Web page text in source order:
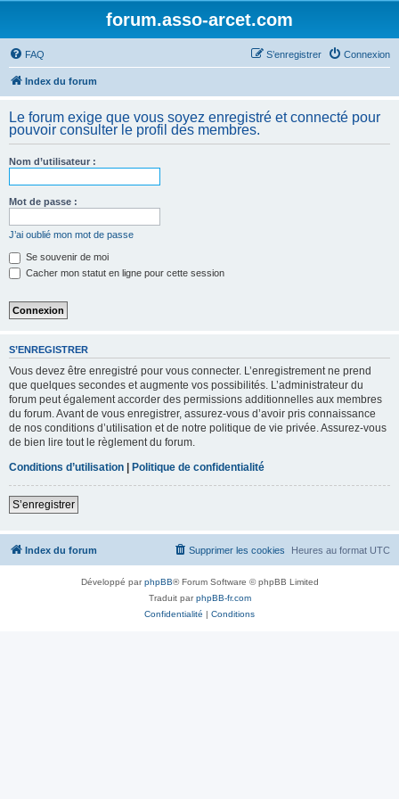
forum.asso-arcet.com
FAQ Connexion
S’enregistrer
Index du forum
Le forum exige que vous soyez enregistré et connecté pour
pouvoir consulter le profil des membres.
Nom d’utilisateur :
Mot de passe :
J’ai oublié mon mot de passe
Se souvenir de moi
Cacher mon statut en ligne pour cette session
S’ENREGISTRER
Vous devez être enregistré pour vous connecter. L’enregistrement ne prend
que quelques secondes et augmente vos possibilités. L’administrateur du
forum peut également accorder des permissions additionnelles aux membres
du forum. Avant de vous enregistrer, assurez-vous d’avoir pris connaissance
de nos conditions d’utilisation et de notre politique de vie privée. Assurez-vous
de bien lire tout le règlement du forum.
Conditions d’utilisation | Politique de confidentialité
S’enregistrer
Index du forum Heures au format UTC
Supprimer les cookies
Développé parphpBB® Forum Software © phpBB Limited
Traduit parphpBB-fr.com
Confidentialité | Conditions